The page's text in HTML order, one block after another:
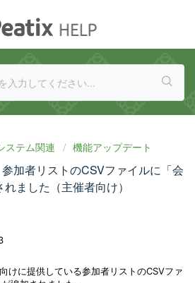
ステム関連 機能アップデート
参加者リストのCSVファイルに「会
ました（主催者向け）
けに提供している参加者リストのCSVファ